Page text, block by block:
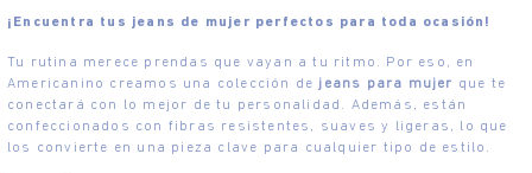
¡Encuentra tus jeans de mujer perfectos para toda ocasión!
Tu rutina merece prendas que vayan a tu ritmo. Por eso, en
Americanino creamos una colección de jeans para mujer que te
conectará con lo mejor de tu personalidad. Además, están
confeccionados con fibras resistentes, suaves y ligeras, lo que
los convierte en una pieza clave para cualquier tipo de estilo.